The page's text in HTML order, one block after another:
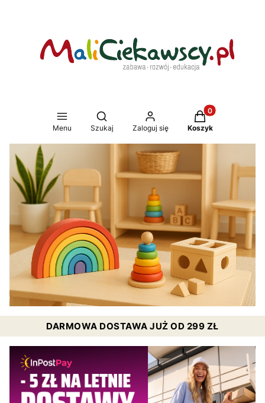
Menu
Otwórz wyszukiwarkę
Szukaj Zaloguj się
Produkty w
Koszyk
DARMOWA DOSTAWA JUŻ OD 299 ZŁ